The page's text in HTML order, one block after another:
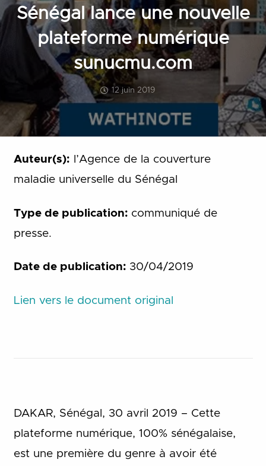
Sénégal lance une nouvelle
plateforme numérique
sunucmu.com
12 juin 2019
Auteur(s): l’Agence de la couverture
maladie universelle du Sénégal
Type de publication: communiqué de
presse.
Date de publication: 30/04/2019
Lien vers le document original
DAKAR, Sénégal, 30 avril 2019 – Cette
plateforme numérique, 100% sénégalaise,
est une première du genre à avoir été